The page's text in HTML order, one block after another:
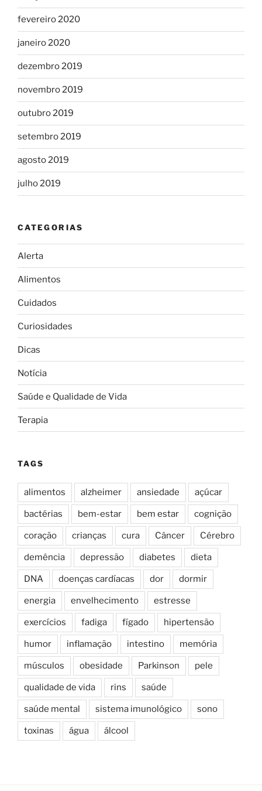
fevereiro 2020
janeiro 2020
dezembro 2019
novembro 2019
outubro 2019
setembro 2019
agosto 2019
julho 2019
CATEGORIAS
Alerta
Alimentos
Cuidados
Curiosidades
Dicas
Notícia
Saúde e Qualidade de Vida
Terapia
TAGS
alimentos alzheimer ansiedade açúcar
bactérias bem-estar bem estar cognição
coração crianças cura Câncer Cérebro
demência depressão diabetes dieta
DNA doenças cardíacas dor dormir
energia envelhecimento estresse
exercícios fadiga fígado hipertensão
humor inflamação intestino memória
músculos obesidade Parkinson pele
qualidade de vida rins saúde
saúde mental sistema imunológico sono
toxinas água álcool